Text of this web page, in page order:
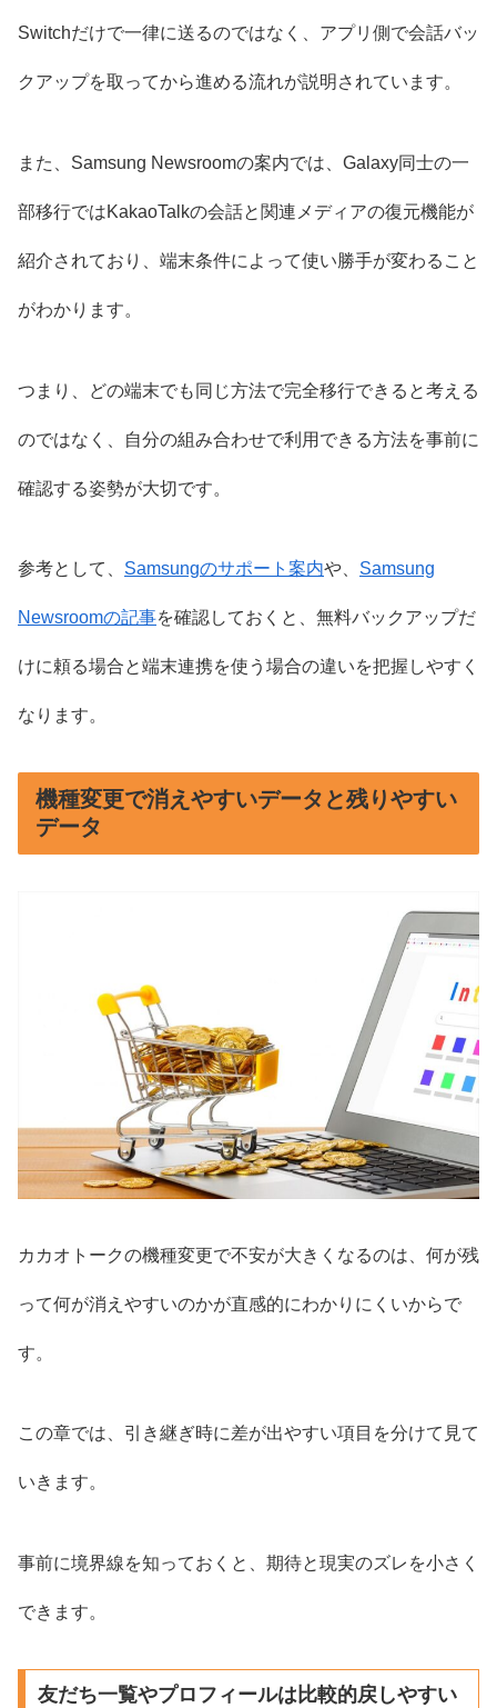
Switchだけで一律に送るのではなく、アプリ側で会話バッ
クアップを取ってから進める流れが説明されています。
また、Samsung Newsroomの案内では、Galaxy同士の一
部移行ではKakaoTalkの会話と関連メディアの復元機能が
紹介されており、端末条件によって使い勝手が変わること
がわかります。
つまり、どの端末でも同じ方法で完全移行できると考える
のではなく、自分の組み合わせで利用できる方法を事前に
確認する姿勢が大切です。
参考として、 Samsungのサポート案内や、 Samsung
Newsroomの記事を確認しておくと、無料バックアップだ
けに頼る場合と端末連携を使う場合の違いを把握しやすく
なります。
機種変更で消えやすいデータと残りやすい
データ
カカオトークの機種変更で不安が大きくなるのは、何が残
って何が消えやすいのかが直感的にわかりにくいからで
す。
この章では、引き継ぎ時に差が出やすい項目を分けて見て
いきます。
事前に境界線を知っておくと、期待と現実のズレを小さく
できます。
友だち一覧やプロフィールは比較的戻しやすい